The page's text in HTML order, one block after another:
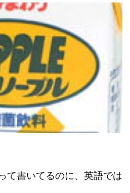
て書いてるのに、英語では